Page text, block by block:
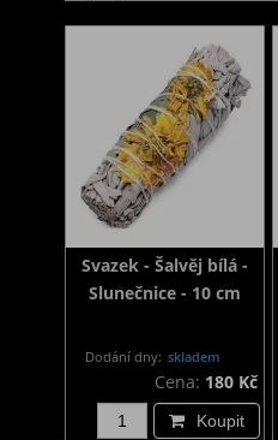
Svazek - Šalvěj bílá -
Slunečnice - 10 cm
Dodání dny: skladem
Cena: 180 Kč
Koupit